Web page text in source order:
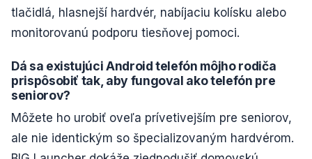
tlačidlá, hlasnejší hardvér, nabíjaciu kolísku alebo
monitorovanú podporu tiesňovej pomoci.
Dá sa existujúci Android telefón môjho rodiča
prispôsobiť tak, aby fungoval ako telefón pre
seniorov?
Môžete ho urobiť oveľa prívetivejším pre seniorov,
ale nie identickým so špecializovaným hardvérom.